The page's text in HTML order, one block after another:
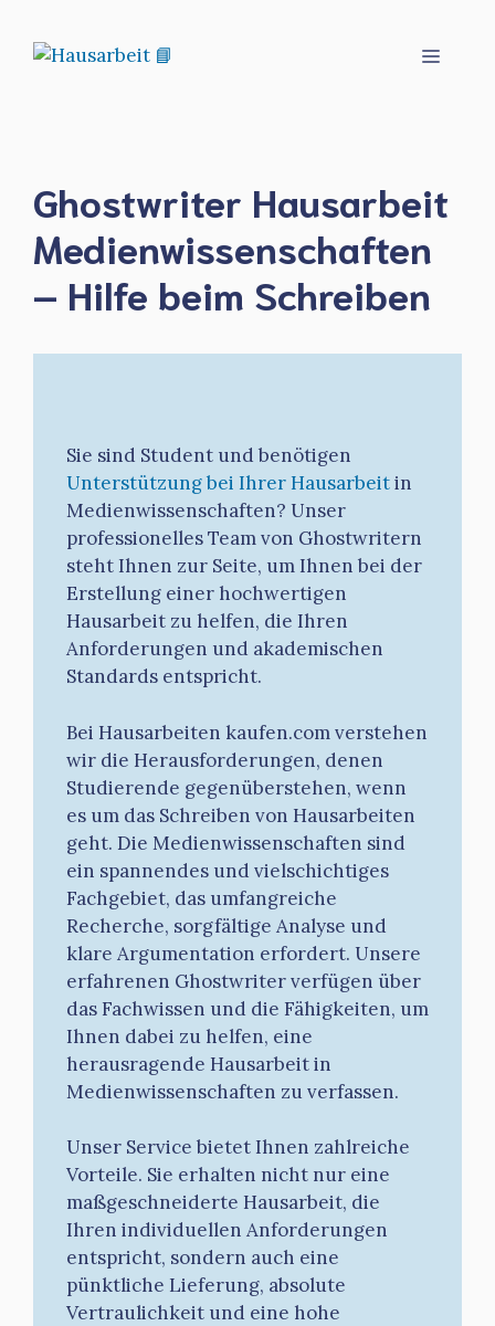
Inhalt
springen
Menü
Ghostwriter Hausarbeit
Medienwissenschaften
– Hilfe beim Schreiben
Sie sind Student und benötigen
Unterstützung bei Ihrer Hausarbeitin
Medienwissenschaften? Unser
professionelles Team von Ghostwritern
steht Ihnen zur Seite, um Ihnen bei der
Erstellung einer hochwertigen
Hausarbeit zu helfen, die Ihren
Anforderungen und akademischen
Standards entspricht.
Bei Hausarbeiten kaufen.com verstehen
wir die Herausforderungen, denen
Studierende gegenüberstehen, wenn
es um das Schreiben von Hausarbeiten
geht. Die Medienwissenschaften sind
ein spannendes und vielschichtiges
Fachgebiet, das umfangreiche
Recherche, sorgfältige Analyse und
klare Argumentation erfordert. Unsere
erfahrenen Ghostwriter verfügen über
das Fachwissen und die Fähigkeiten, um
Ihnen dabei zu helfen, eine
herausragende Hausarbeit in
Medienwissenschaften zu verfassen.
Unser Service bietet Ihnen zahlreiche
Vorteile. Sie erhalten nicht nur eine
maßgeschneiderte Hausarbeit, die
Ihren individuellen Anforderungen
entspricht, sondern auch eine
pünktliche Lieferung, absolute
Vertraulichkeit und eine hohe